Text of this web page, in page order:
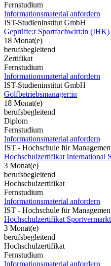
Fernstudium
Informationsmaterial anfordern
IST-Studieninstitut GmbH
Geprüfte:r Sportfachwirt:in (IHK)
18 Monat(e)
berufsbegleitend
Zertifikat
Fernstudium
Informationsmaterial anfordern
IST-Studieninstitut GmbH
Golfbetriebsmanager:in
18 Monat(e)
berufsbegleitend
Diplom
Fernstudium
Informationsmaterial anfordern
IST - Hochschule für
Hochschulzertifikat International
3 Monat(e)
berufsbegleitend
Hochschulzertifikat
Fernstudium
Informationsmaterial anfordern
IST - Hochschule für
Hochschulzertifikat
3 Monat(e)
berufsbegleitend
Hochschulzertifikat
Fernstudium
Informationsmaterial anfordern